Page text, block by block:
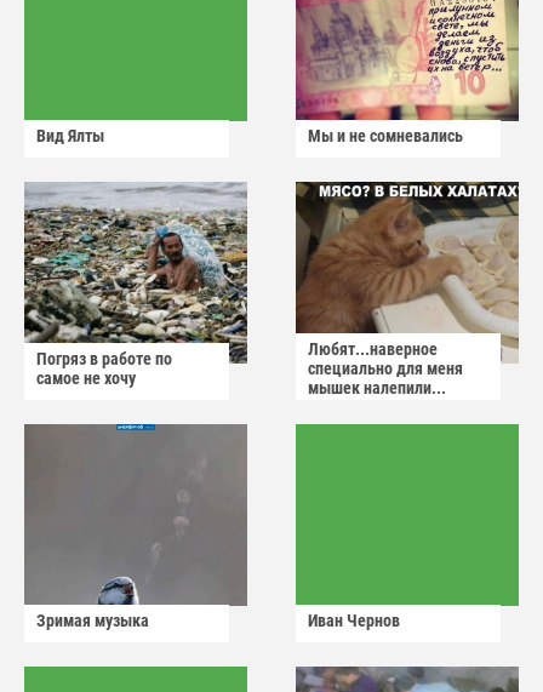
Вид Ялты Мы и не сомневались
Погряз в работе по
самое не хочу
Любят...наверное
специально для меня
мышек налепили...
Зримая музыка Иван Чернов